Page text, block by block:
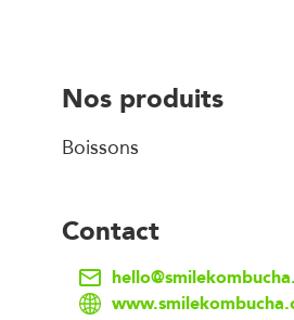
Nos produits
Boissons
Contact